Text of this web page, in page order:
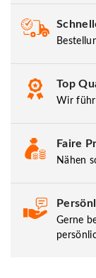
Top
Wir
Faire
Nähen
Gerne